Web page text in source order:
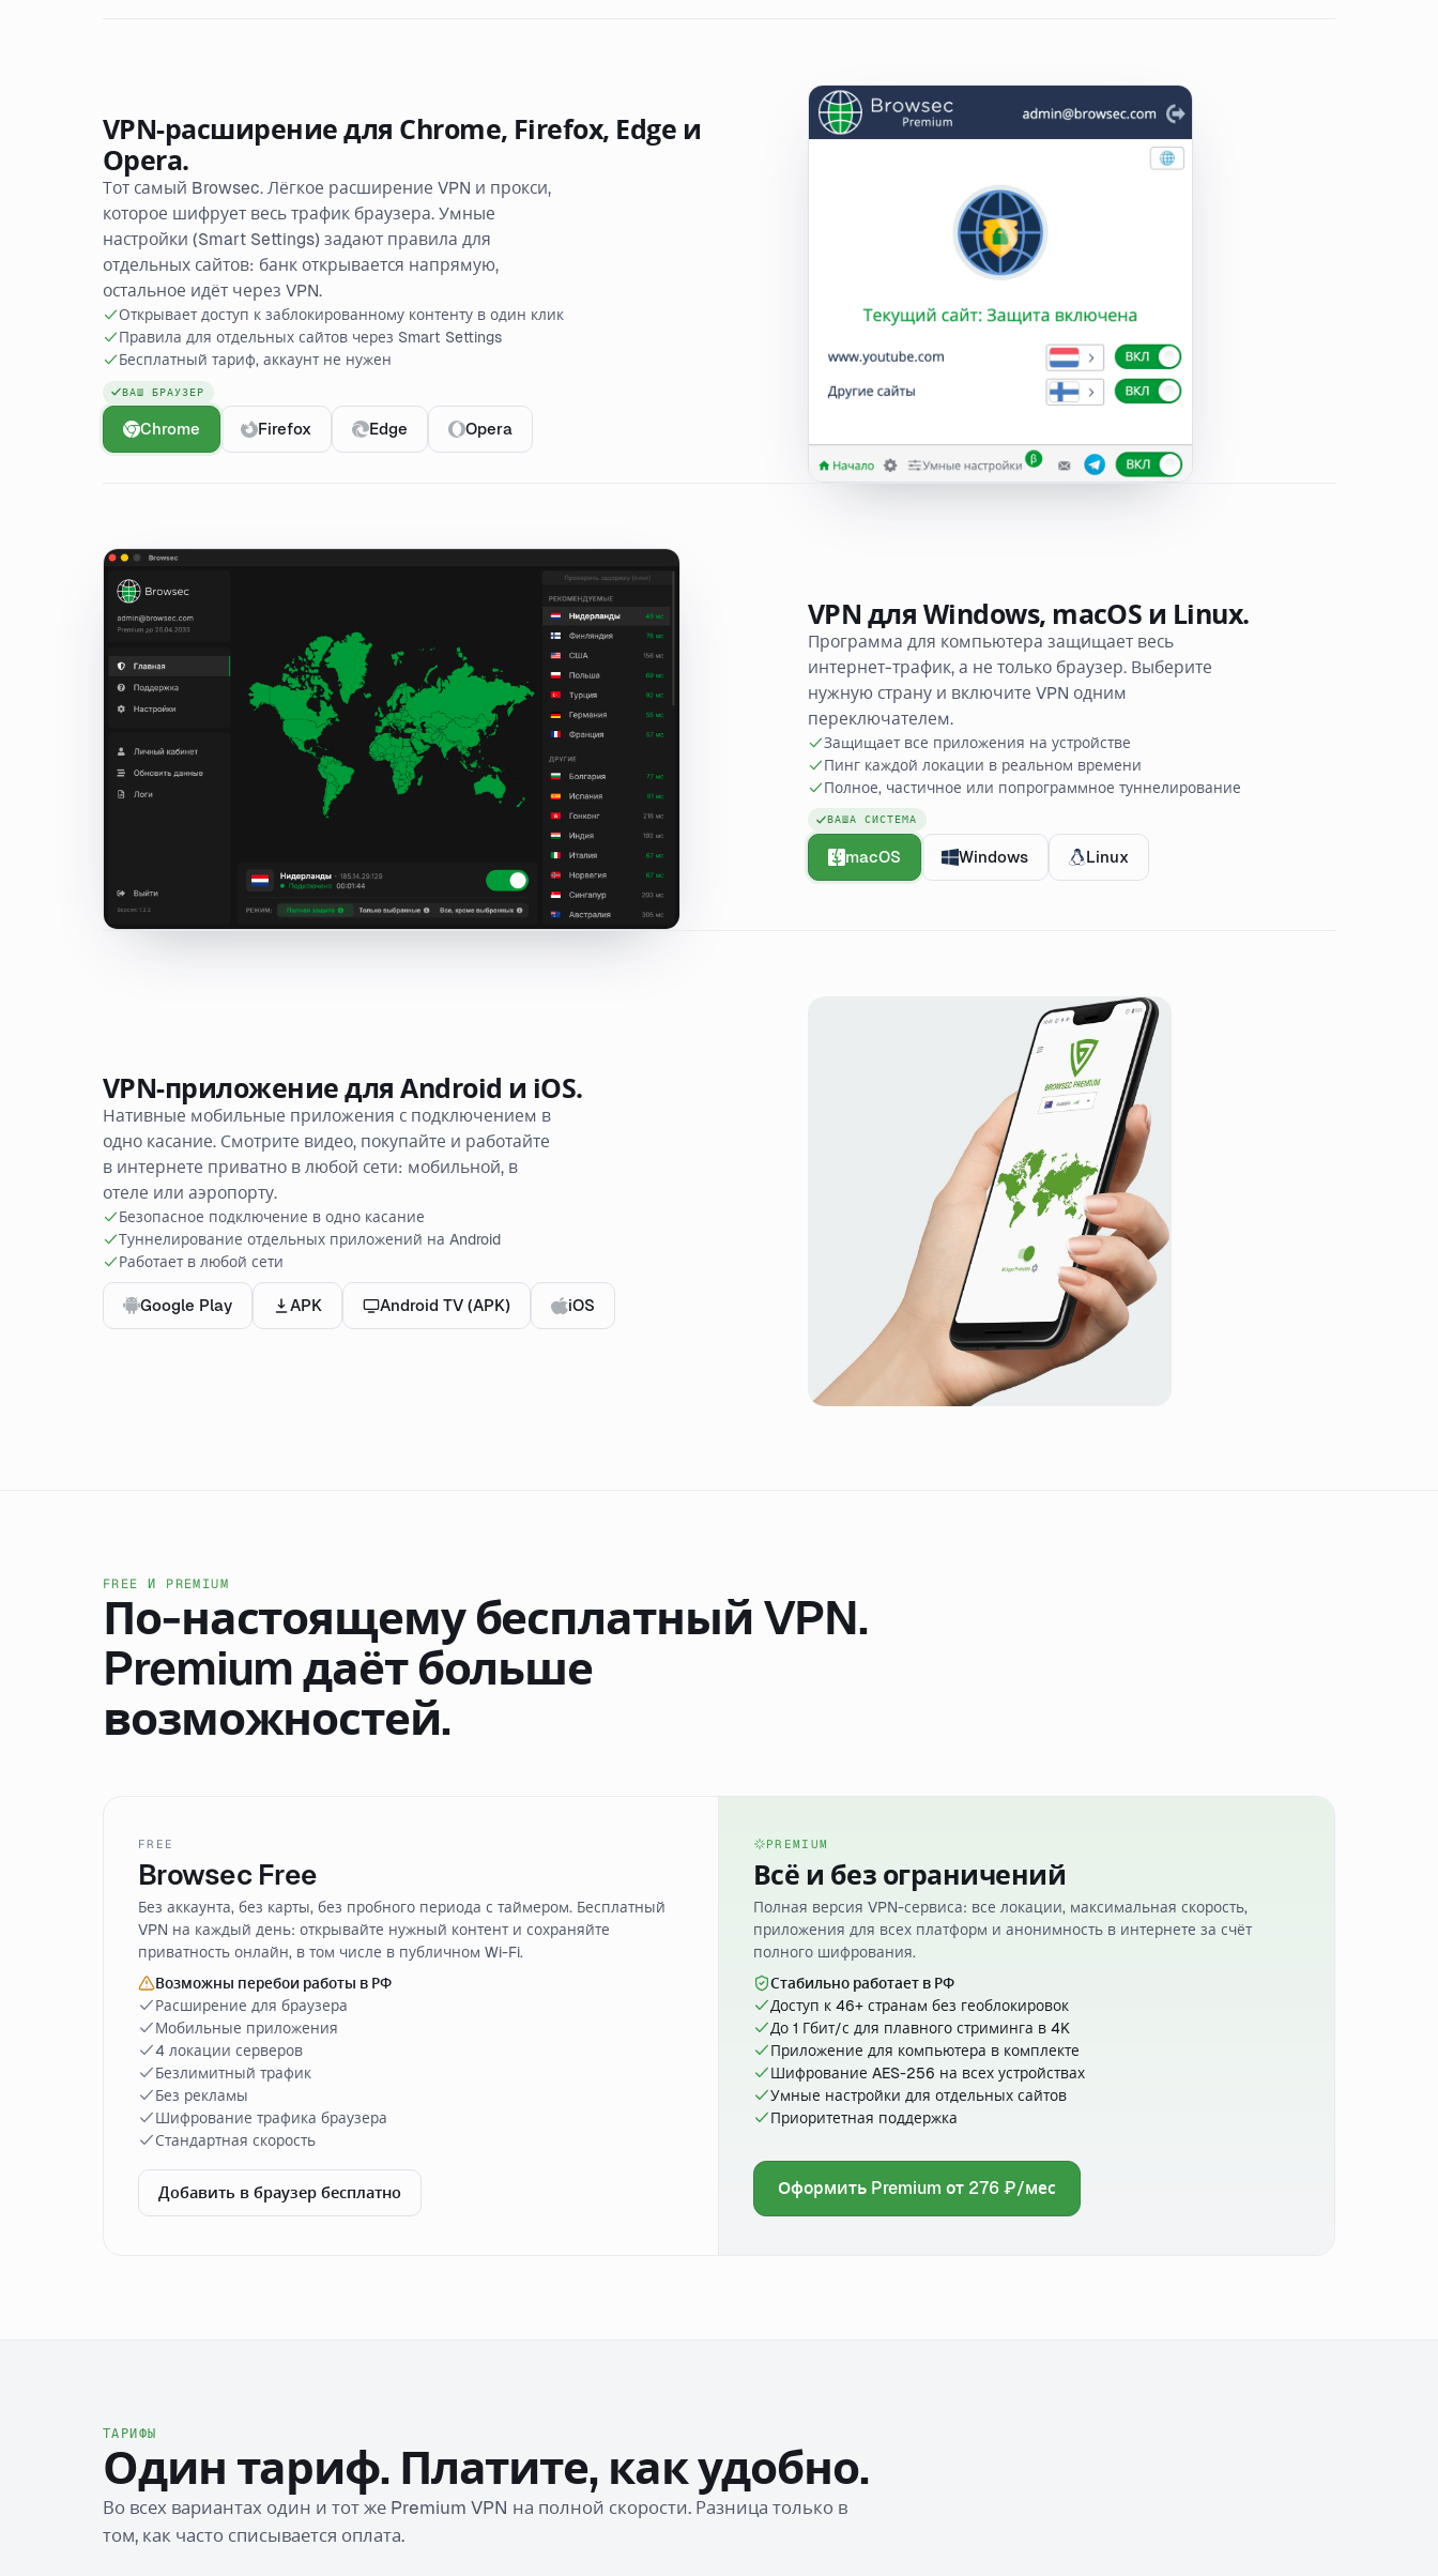
VPN-расширение для Chrome, Firefox, Edge и
Opera.
Тот самый Browsec. Лёгкое расширение VPN и прокси,
которое шифрует весь трафик браузера. Умные
настройки (Smart Settings) задают правила для
отдельных сайтов: банк открывается напрямую,
остальное идёт через VPN.
Открывает доступ к заблокированному контенту в один клик
Правила для отдельных сайтов через Smart Settings
Бесплатный тариф, аккаунт не нужен
ВАШ БРАУЗЕР
Chrome Firefox Edge Opera
VPN для Windows, macOS и Linux.
Программа для компьютера защищает весь
интернет-трафик, а не только браузер. Выберите
нужную страну и включите VPN одним
переключателем.
Защищает все приложения на устройстве
Пинг каждой локации в реальном времени
Полное, частичное или попрограммное туннелирование
ВАША СИСТЕМА
Windows
macOS Linux
VPN-приложение для Android и iOS.
Нативные мобильные приложения с подключением в
одно касание. Смотрите видео, покупайте и работайте
в интернете приватно в любой сети: мобильной, в
отеле или аэропорту.
Безопасное подключение в одно касание
Туннелирование отдельных приложений на Android
Работает в любой сети
Google Play APK Android TV (APK) iOS
FREE И PREMIUM
По-настоящему бесплатный VPN.
Premium даёт больше
возможностей.
FREE
Browsec Free
Без аккаунта, без карты, без пробного периода с таймером. Бесплатный
VPN на каждый день: открывайте нужный контент и сохраняйте
приватность онлайн, в том числе в публичном Wi-Fi.
Возможны перебои работы в РФ
Расширение для браузера
Мобильные приложения
4 локации серверов
Безлимитный трафик
Без рекламы
Шифрование трафика браузера
Стандартная скорость
Добавить в браузер бесплатно
PREMIUM
Всё и без ограничений
Полная версия VPN-сервиса: все локации, максимальная скорость,
приложения для всех платформ и анонимность в интернете за счёт
полного шифрования.
Стабильно работает в РФ
Доступ к 46+ странам без геоблокировок
До 1 Гбит/с для плавного стриминга в 4K
Приложение для компьютера в комплекте
Шифрование AES-256 на всех устройствах
Умные настройки для отдельных сайтов
Приоритетная поддержка
Оформить Premium от 276 ₽/мес
ТАРИФЫ
Один тариф. Платите, как удобно.
Во всех вариантах один и тот же Premium VPN на полной скорости. Разница только в
том, как часто списывается оплата.